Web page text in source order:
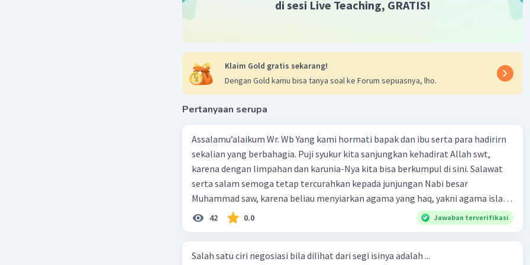
di sesi Live Teaching, GRATIS!
Klaim Gold gratis sekarang!
Dengan Gold kamu bisa tanya soal ke Forum sepuasnya, lho.
Pertanyaan serupa
Assalamu’alaikum Wr. Wb Yang kami hormati bapak dan ibu serta para hadirirn
sekalian yang berbahagia. Puji syukur kita sanjungkan kehadirat Allah swt,
karena dengan limpahan dan karunia-Nya kita bisa berkumpul di sini. Salawat
serta salam semoga tetap tercurahkan kepada junjungan Nabi besar
Muhammad saw, karena beliau menyiarkan agama yang haq, yakni agama islam,
agama yang diridai oleh Allah swt. Semoga kita sekalian termasuk ke dalam
umat-Nya yang diberkahi. Amin ya rabbal alamin. Hadirin sekalian yang
lingkungan keluarga, sanak saudara, bahkan juga di masyarakat luas. Karena
42 0.0 Jawaban terverifikasi
Salah satu ciri negosiasi bila dilihat dari segi isinya adalah ...